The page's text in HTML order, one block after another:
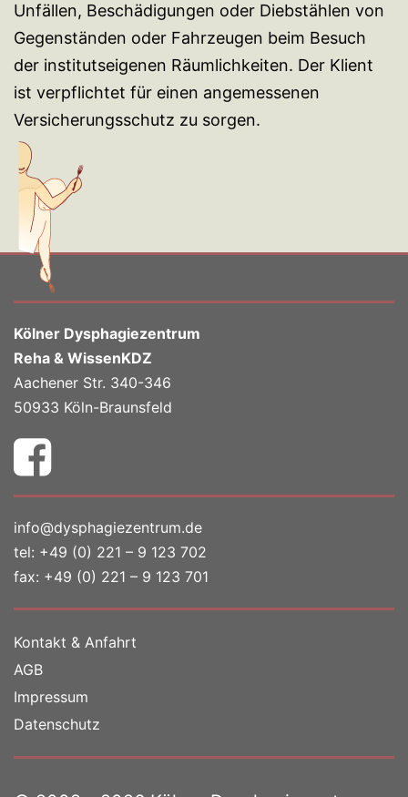
Unfällen, Beschädigungen oder Diebstählen von
Gegenständen oder Fahrzeugen beim Besuch
der institutseigenen Räumlichkeiten. Der Klient
ist verpflichtet für einen angemessenen
Versicherungsschutz zu sorgen.
Kölner Dysphagiezentrum
Reha & WissenKDZ
Aachener Str. 340-346
50933 Köln-Braunsfeld
info@dysphagiezentrum.de
tel: +49 (0) 221 – 9 123 702
fax: +49 (0) 221 – 9 123 701
Kontakt & Anfahrt
AGB
Impressum
Datenschutz